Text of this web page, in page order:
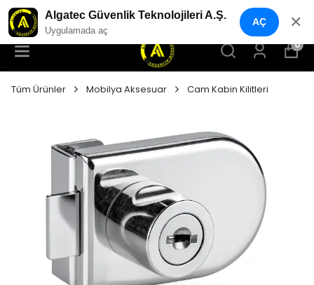
YENI NESIL GÜVENLIK GEÇIŞ SISTEMLERI
0
Tüm Ürünler Mobilya Aksesuar Cam Kabin Kilitleri
Algatec Güvenlik Teknolojileri A.Ş.
Uygulamada aç
AÇ ✕